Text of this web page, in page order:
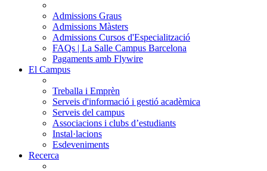
Admissions Graus
Admissions Màsters
Admissions Cursos d'Especialització
FAQs | La Salle Campus Barcelona
Pagaments amb Flywire
El Campus
Treballa i Emprèn
Serveis d'informació i gestió acadèmica
Serveis del campus
Associacions i clubs d’estudiants
Instal·lacions
Esdeveniments
Recerca